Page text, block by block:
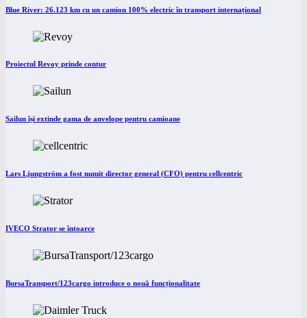
Blue River: 26.123 km cu un camion 100% electric în transport internațional
Proiectul Revoy prinde contur
Sailun își extinde gama de anvelope pentru camioane
Lars Ljungström a fost numit director general (CFO) pentru cellcentric
IVECO Strator se întoarce
BursaTransport/123cargo introduce o nouă funcționalitate